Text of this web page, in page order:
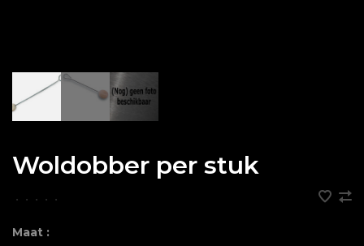
Woldobber per stuk
• • • • •
Maat :